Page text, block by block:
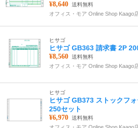
¥8,640 送料無料
オフィス・モア Online Shop Kaago
ヒサゴ
ヒサゴ GB363 請求書 2P
¥8,560 送料無料
オフィス・モア Online Shop Kaago
ヒサゴ
ヒサゴ GB373 ストックフ
250セット
¥6,970 送料無料